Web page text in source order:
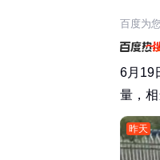
百度为
6月19
量，相
昨天